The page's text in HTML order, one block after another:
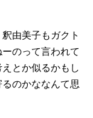
由美子もガクト
のって言われて
とか似るかもし
のかななんて思